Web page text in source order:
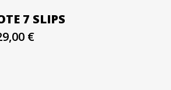
7 SLIPS
€